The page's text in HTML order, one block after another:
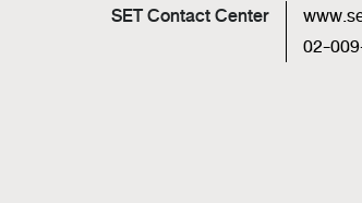
SET Contact Center
02-